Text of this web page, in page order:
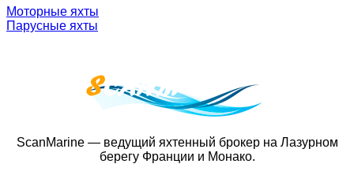
Моторные яхты
Парусные яхты
ScanMarine — ведущий яхтенный брокер на Лазурном
берегу Франции и Монако.